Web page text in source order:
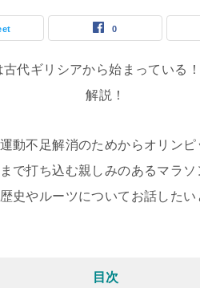
0
動不足解消のためからオリン
で打ち込む親しみのあるマラ
史やルーツについてお話した
目次